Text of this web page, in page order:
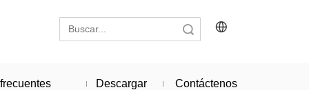
Descargar Contáctenos